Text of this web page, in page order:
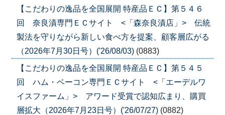
【こだわりの逸品を全国展開 特産品ＥＣ】第５４６
回 奈良漬専門ＥＣサイト <「森奈良漬店」> 伝統
製法を守りながら新しい食べ方を提案、顧客層広がる
（2026年7月30日号）('26/08/03) (0883)
【こだわりの逸品を全国展開 特産品ＥＣ】第５４５
回 ハム・ベーコン専門ＥＣサイト <「エーデルワ
イスファーム」> アワード受賞で認知広まり、購買
層拡大（2026年7月23日号）('26/07/27) (0882)